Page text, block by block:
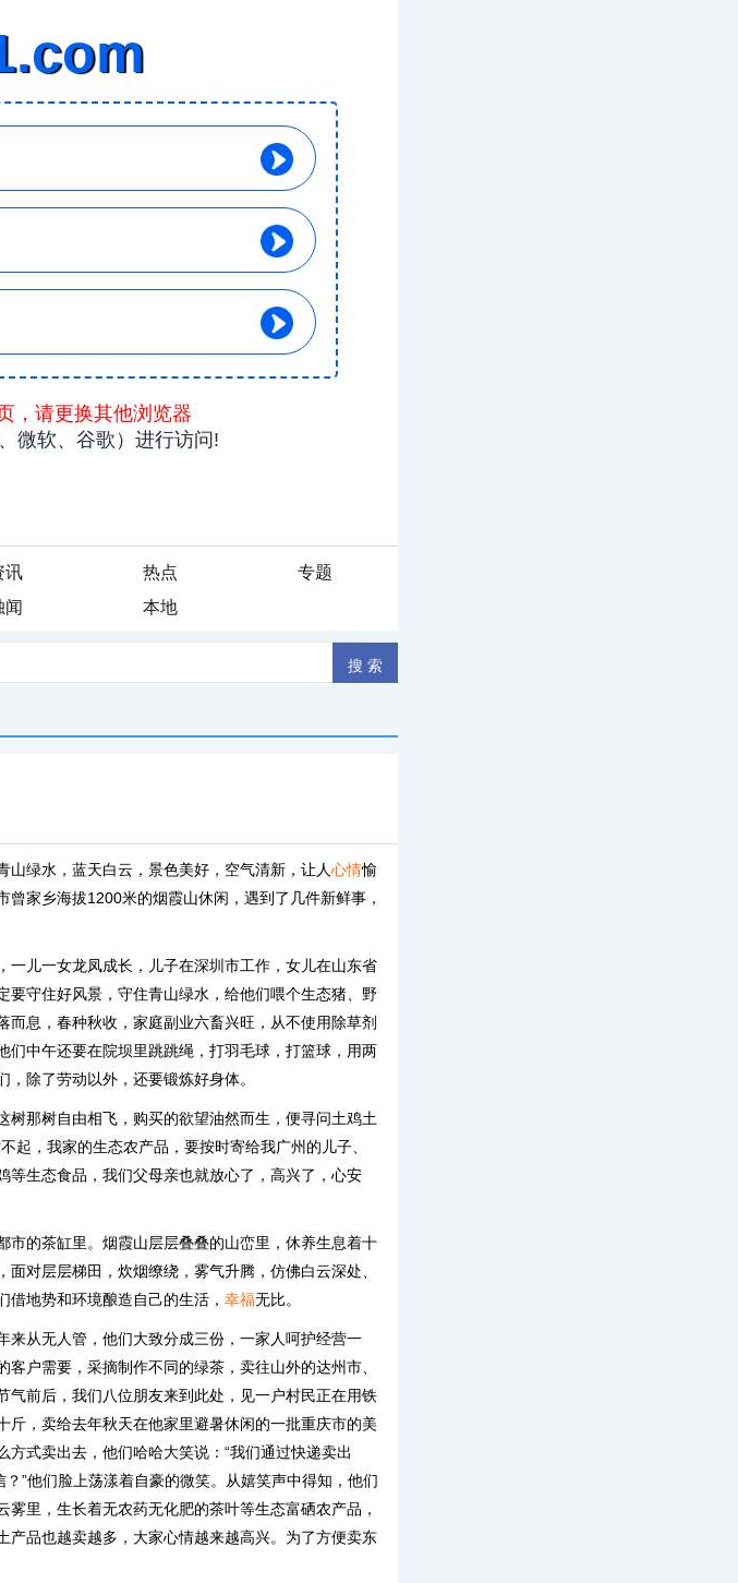
讯 热点
专题
闻 本地
绿水，蓝天白云，景色美好，空气清新，让人心情愉
家乡海拔1200米的烟霞山休闲，遇到了几件新鲜事，
一儿一女龙凤成长，儿子在深圳市工作，女儿在山东省
要守住好风景，守住青山绿水，给他们喂个生态猪、野
息，春种秋收，家庭副业六畜兴旺，从不使用除草剂
中午还要在院坝里跳跳绳，打羽毛球，打篮球，用两
除了劳动以外，还要锻炼好身体。
那树自由相飞，购买的欲望油然而生，便寻问土鸡土
起，我家的生态农产品，要按时寄给我广州的儿子、
等生态食品，我们父母亲也就放心了，高兴了，心安
的茶缸里。烟霞山层层叠叠的山峦里，休养生息着十
对层层梯田，炊烟缭绕，雾气升腾，仿佛白云深处、
地势和环境酿造自己的生活， 幸福无比。
从无人管，他们大致分成三份，一家人呵护经营一
户需要，采摘制作不同的绿茶，卖往山外的达州市、
前后，我们八位朋友来到此处，见一户村民正在用铁
，卖给去年秋天在他家里避暑休闲的一批重庆市的美
式卖出去，他们哈哈大笑说：“我们通过快递卖出
”他们脸上荡漾着自豪的微笑。从嬉笑声中得知，他们
里，生长着无农药无化肥的茶叶等生态富硒农产品，
产品也越卖越多，大家心情越来越高兴。为了方便卖东